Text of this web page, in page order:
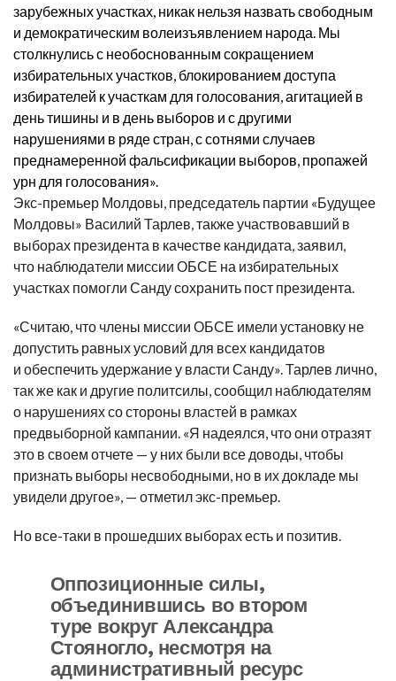
зарубежных участках, никак нельзя назвать свободным
и демократическим волеизъявлением народа. Мы
столкнулись с необоснованным сокращением
избирательных участков, блокированием доступа
избирателей к участкам для голосования, агитацией в
день тишины и в день выборов и с другими
нарушениями в ряде стран, с сотнями случаев
преднамеренной фальсификации выборов, пропажей
урн для голосования».
Экс-премьер Молдовы, председатель партии «Будущее
Молдовы» Василий Тарлев, также участвовавший в
выборах президента в качестве кандидата, заявил,
что наблюдатели миссии ОБСЕ на избирательных
участках помогли Санду сохранить пост президента.
«Считаю, что члены миссии ОБСЕ имели установку не
допустить равных условий для всех кандидатов
и обеспечить удержание у власти Санду». Тарлев лично,
так же как и другие политсилы, сообщил наблюдателям
о нарушениях со стороны властей в рамках
предвыборной кампании. «Я надеялся, что они отразят
это в своем отчете — у них были все доводы, чтобы
признать выборы несвободными, но в их докладе мы
увидели другое», — отметил экс-премьер.
Но все-таки в прошедших выборах есть и позитив.
Оппозиционные силы,
объединившись во втором
туре вокруг Александра
Стояногло, несмотря на
административный ресурс